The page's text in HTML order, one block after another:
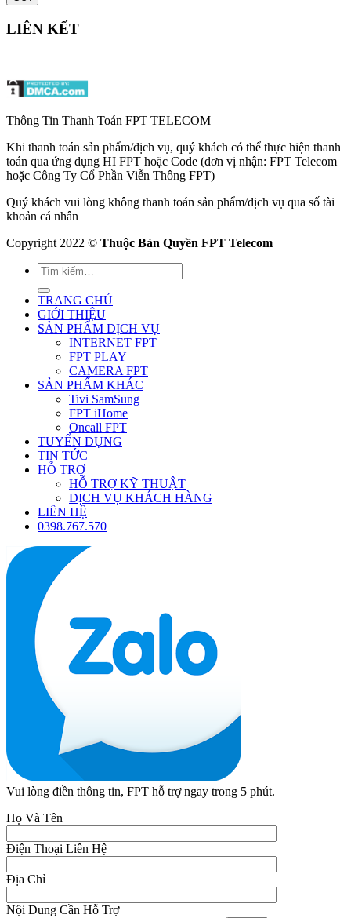
LIÊN KẾT
Thông Tin Thanh Toán FPT TELECOM
Khi thanh toán sản phẩm/dịch vụ, quý khách có thể thực hiện thanh
toán qua ứng dụng HI FPT hoặc Code (đơn vị nhận: FPT Telecom
hoặc Công Ty Cổ Phần Viễn Thông FPT)
Quý khách vui lòng không thanh toán sản phẩm/dịch vụ qua số tài
khoản cá nhân
Copyright 2022 © Thuộc Bản Quyền FPT Telecom
TRANG CHỦ
GIỚI THIỆU
SẢN PHẨM DỊCH VỤ
INTERNET FPT
FPT PLAY
CAMERA FPT
SẢN PHẨM KHÁC
Tivi SamSung
FPT iHome
Oncall FPT
TUYỂN DỤNG
TIN TỨC
HỖ TRỢ
HỖ TRỢ KỸ THUẬT
DỊCH VỤ KHÁCH HÀNG
LIÊN HỆ
0398.767.570
Vui lòng điền thông tin, FPT hỗ trợ ngay trong 5 phút.
Họ Và Tên
Điện Thoại Liên Hệ
Địa Chỉ
Nội Dung Cần Hỗ Trợ